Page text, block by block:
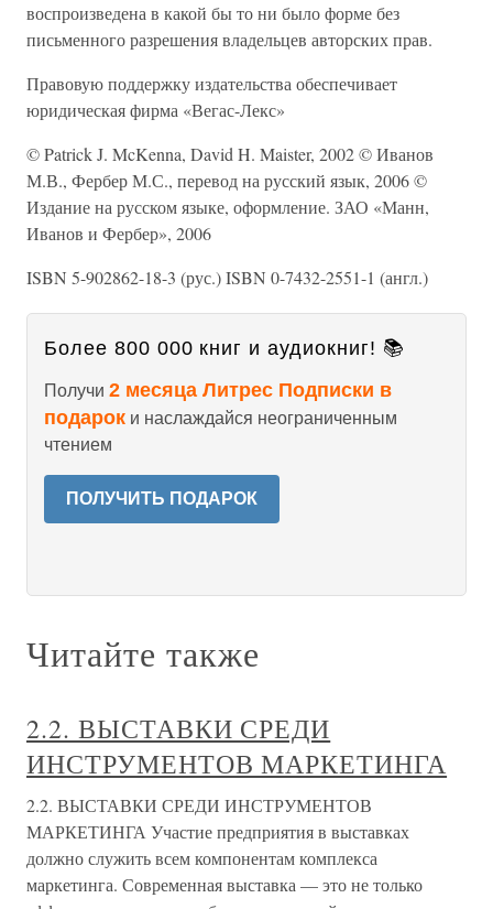
воспроизведена в какой бы то ни было форме без
письменного разрешения владельцев авторских прав.
Правовую поддержку издательства обеспечивает
юридическая фирма «Вегас-Лекс»
© Patrick J. McKenna, David H. Maister, 2002 © Иванов
М.В., Фербер М.С., перевод на русский язык, 2006 ©
Издание на русском языке, оформление. ЗАО «Манн,
Иванов и Фербер», 2006
ISBN 5-902862-18-3 (рус.) ISBN 0-7432-2551-1 (англ.)
Более 800 000 книг и аудиокниг! 📚
Получи 2 месяца Литрес Подписки в
подарок и наслаждайся неограниченным
чтением
ПОЛУЧИТЬ ПОДАРОК
Читайте также
2.2. ВЫСТАВКИ СРЕДИ
ИНСТРУМЕНТОВ МАРКЕТИНГА
2.2. ВЫСТАВКИ СРЕДИ ИНСТРУМЕНТОВ
МАРКЕТИНГА Участие предприятия в выставках
должно служить всем компонентам комплекса
маркетинга. Современная выставка — это не только